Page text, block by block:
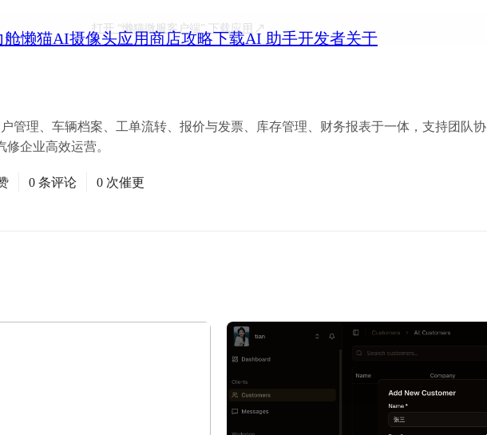
舱懒猫AI摄像头应用商店攻略下载AI 助手开发者关于
打开 “懒猫微服客户端”下载应用
管理、车辆档案、工单流转、报价与发票、库存管理、财务报表于一体，支持团队协
企业高效运营。
0 条评论 0 次催更